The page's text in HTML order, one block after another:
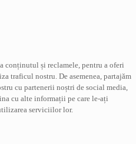
conținutul și reclamele, pentru a oferi
traficul nostru. De asemenea, partajăm
cu partenerii noștri de social media,
cu alte informații pe care le-ați
serviciilor lor.